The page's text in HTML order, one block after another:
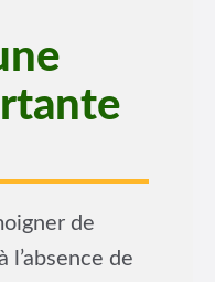
de
l’absence de